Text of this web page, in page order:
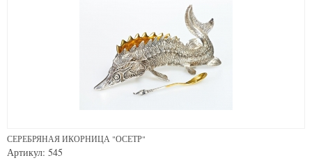
СЕРЕБРЯНАЯ ИКОРНИЦА "ОСЕТР"
Артикул: 545